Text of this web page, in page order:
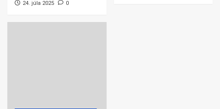
24. júla 2025
0